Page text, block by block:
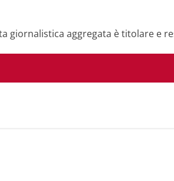
giornalistica aggregata è titolare e